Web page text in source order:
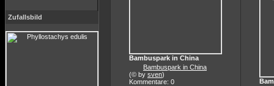
Zufallsbild
Bambuspark in China
Bambuspark in China
(© by sven)
Kommentare: 0